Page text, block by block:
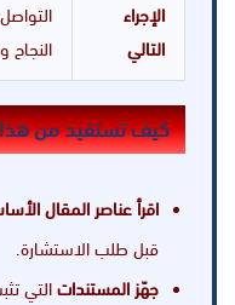
الإجراء
التالي
النجاح
كيف تستفيد من
اقرأ عناصر المقال
قبل طلب الاستشارة.
جهّز المستنداتالتي